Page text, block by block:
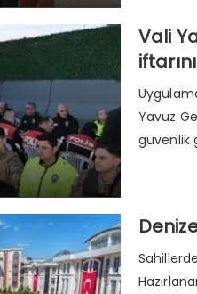
Vali
Yavuz
güvenlik